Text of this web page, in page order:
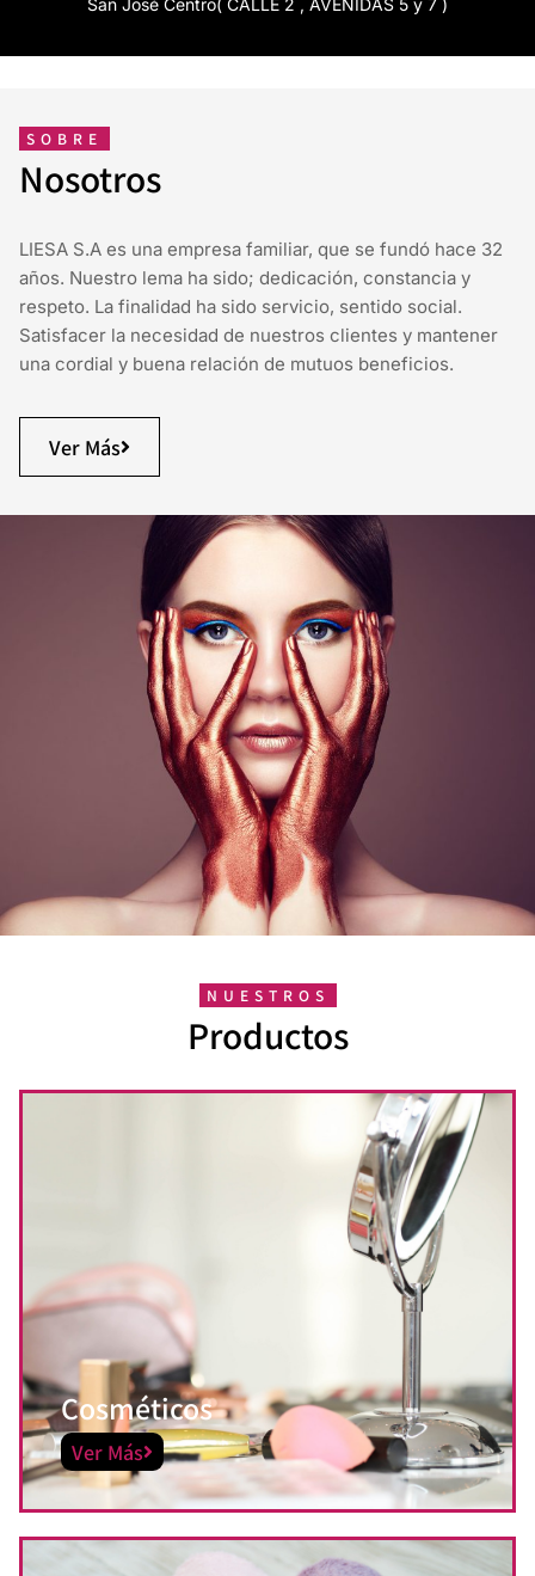
San José Centro( CALLE 2 , AVENIDAS 5 y 7 )
SOBRE
Nosotros
LIESA S.A es una empresa familiar, que se fundó hace 32
años. Nuestro lema ha sido; dedicación, constancia y
respeto. La finalidad ha sido servicio, sentido social.
Satisfacer la necesidad de nuestros clientes y mantener
una cordial y buena relación de mutuos beneficios.
Ver Más
NUESTROS
Productos
Cosméticos
Ver Más